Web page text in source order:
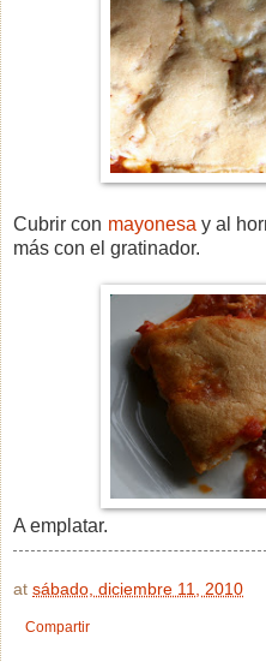
Cubrir con mayonesa y al
más con el gratinador.
A emplatar.
at sábado, diciembre 11, 2010
Compartir